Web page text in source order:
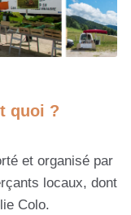
quoi ?
et organisé par
locaux, dont
Colo.